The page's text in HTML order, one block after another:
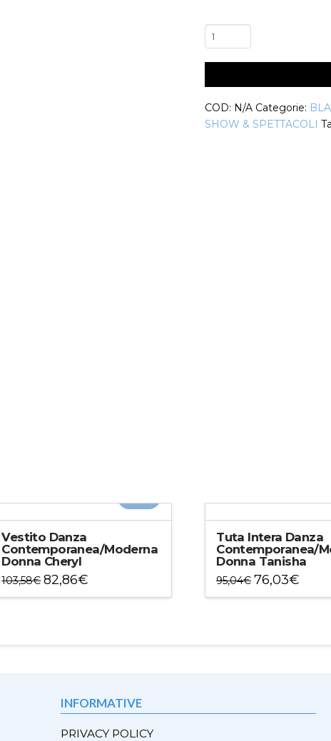
Accademico
Danza
Contemporanea/
quantità
COD: N/A Categorie:
SHOW & SPETTACOLI
Vestito Danza
Contemporanea/Moderna
Donna Cheryl
103,58€ 82,86€
più
Tuta Intera Danza
Contemporanea/
Donna Tanisha
95,04€ 76,03€
più
INFORMATIVE
PRIVACY POLICY